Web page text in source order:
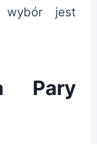
wybór jest
Pary